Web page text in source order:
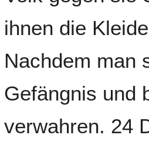
ihnen die
Nachdem man
Gefängnis und
verwahren. 24